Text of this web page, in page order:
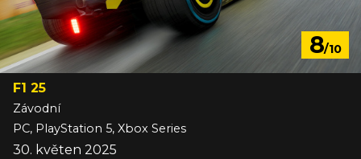
8/10
F1 25
Závodní
PC, PlayStation 5, Xbox Series
30. květen 2025